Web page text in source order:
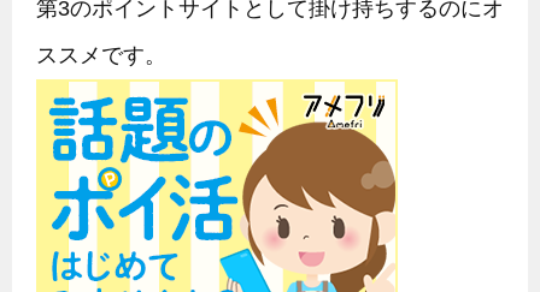
サイト内検索